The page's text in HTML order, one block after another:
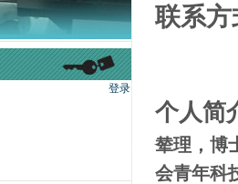
联系
个人简
辇理，博
会青年科